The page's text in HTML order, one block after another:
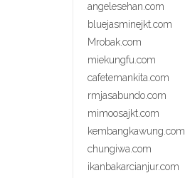
angelesehan.com
bluejasminejkt.com
Mrobak.com
miekungfu.com
cafetemankita.com
rmjasabundo.com
mimoosajkt.com
kembangkawung.com
chungiwa.com
ikanbakarcianjur.com